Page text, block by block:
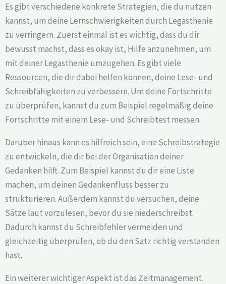
Es gibt verschiedene konkrete Strategien, die du nutzen
kannst, um deine Lernschwierigkeiten durch Legasthenie
zu verringern. Zuerst einmal ist es wichtig, dass du dir
bewusst machst, dass es okay ist, Hilfe anzunehmen, um
mit deiner Legasthenie umzugehen. Es gibt viele
Ressourcen, die dir dabei helfen können, deine Lese- und
Schreibfähigkeiten zu verbessern. Um deine Fortschritte
zu überprüfen, kannst du zum Beispiel regelmäßig deine
Fortschritte mit einem Lese- und Schreibtest messen.
Darüber hinaus kann es hilfreich sein, eine Schreibstrategie
zu entwickeln, die dir bei der Organisation deiner
Gedanken hilft. Zum Beispiel kannst du dir eine Liste
machen, um deinen Gedankenfluss besser zu
strukturieren. Außerdem kannst du versuchen, deine
Sätze laut vorzulesen, bevor du sie niederschreibst.
Dadurch kannst du Schreibfehler vermeiden und
gleichzeitig überprüfen, ob du den Satz richtig verstanden
hast.
Ein weiterer wichtiger Aspekt ist das Zeitmanagement.